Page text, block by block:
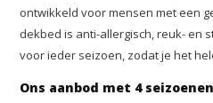
ontwikkeld voor mensen met een
dekbed is anti-allergisch, reuk- en
voor ieder seizoen, zodat je het
Ons aanbod met 4